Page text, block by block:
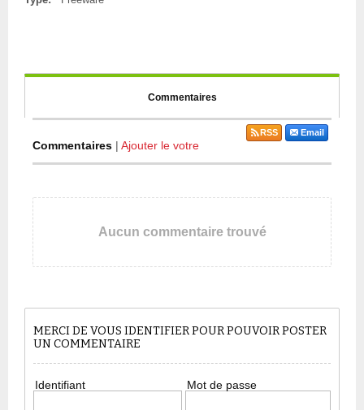
Commentaires
Commentaires | Ajouter le votre
Email
RSS
Aucun commentaire trouvé
MERCI DE VOUS IDENTIFIER POUR POUVOIR POSTER
UN COMMENTAIRE
Identifiant Mot de passe